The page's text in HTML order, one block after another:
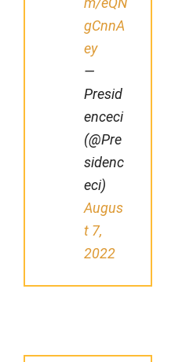
gCnnA
ey
—
Presid
enceci
(@Pre
sidenc
eci)
Augus
t 7,
2022